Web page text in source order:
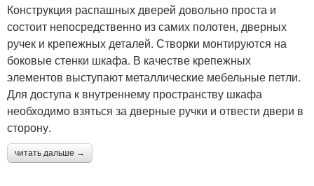
Конструкция распашных дверей довольно проста и
состоит непосредственно из самих полотен, дверных
ручек и крепежных деталей. Створки монтируются на
боковые стенки шкафа. В качестве крепежных
элементов выступают металлические мебельные петли.
Для доступа к внутреннему пространству шкафа
необходимо взяться за дверные ручки и отвести двери в
сторону.
читать дальше →